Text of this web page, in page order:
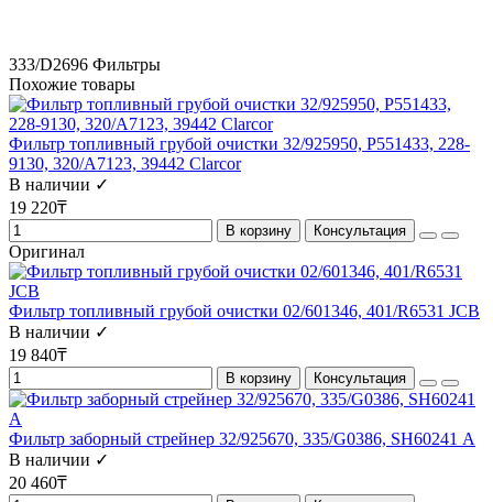
333/D2696 Фильтры
Похожие товары
Фильтр топливный грубой очистки 32/925950, P551433, 228-
9130, 320/A7123, 39442 Clarcor
В наличии ✓
19 220₸
В корзину Консультация
Оригинал
Фильтр топливный грубой очистки 02/601346, 401/R6531 JCB
В наличии ✓
19 840₸
В корзину Консультация
Фильтр заборный стрейнер 32/925670, 335/G0386, SH60241 А
В наличии ✓
20 460₸